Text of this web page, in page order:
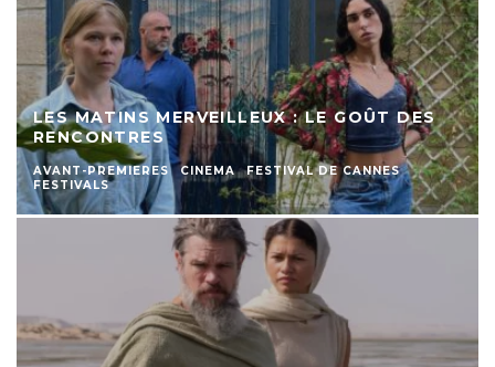
LES MATINS MERVEILLEUX : LE GOÛT DES
RENCONTRES
AVANT-PREMIERES CINEMA
FESTIVAL DE CANNES
FESTIVALS